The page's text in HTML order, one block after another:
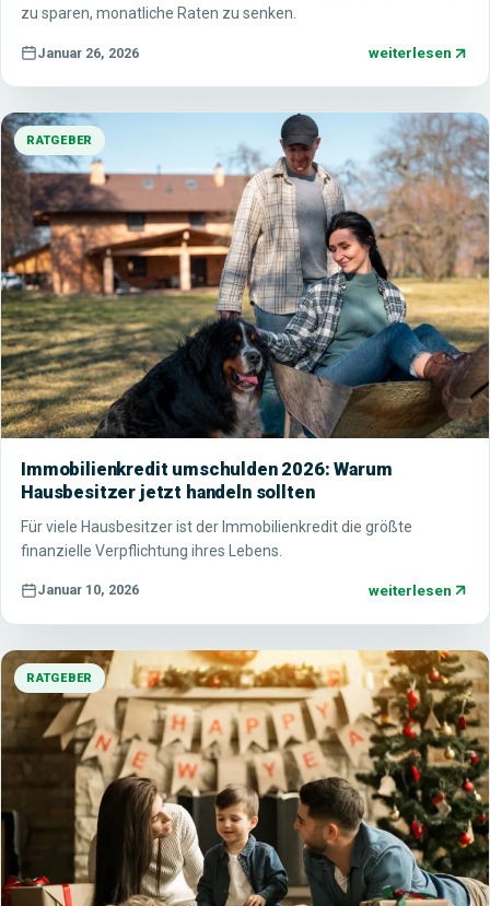
zu sparen, monatliche Raten zu senken.
Januar 26, 2026 weiterlesen
RATGEBER
Immobilienkredit umschulden 2026: Warum
Hausbesitzer jetzt handeln sollten
Für viele Hausbesitzer ist der Immobilienkredit die größte
finanzielle Verpflichtung ihres Lebens.
Januar 10, 2026 weiterlesen
RATGEBER